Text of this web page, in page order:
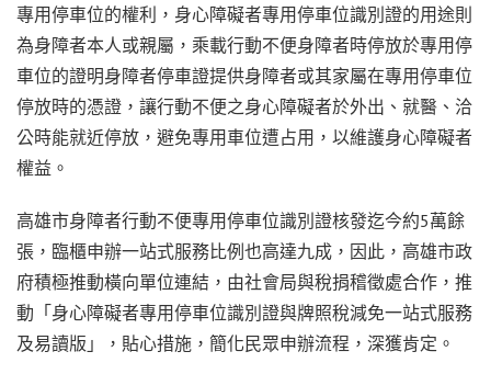
專用停車位的權利，身心障礙者專用停車位識別證的用途則
為身障者本人或親屬，乘載行動不便身障者時停放於專用停
車位的證明身障者停車證提供身障者或其家屬在專用停車位
停放時的憑證，讓行動不便之身心障礙者於外出、就醫、洽
公時能就近停放，避免專用車位遭占用，以維護身心障礙者
權益。
高雄市身障者行動不便專用停車位識別證核發迄今約5萬餘
張，臨櫃申辦一站式服務比例也高達九成，因此，高雄市政
府積極推動橫向單位連結，由社會局與稅捐稽徵處合作，推
動「身心障礙者專用停車位識別證與牌照稅減免一站式服務
及易讀版」，貼心措施，簡化民眾申辦流程，深獲肯定。